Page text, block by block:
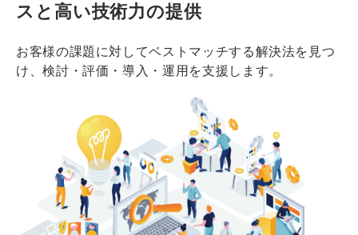
スと高い技術力の提供
お客様の課題に対してベストマッチする解決法を見つ
け、検討・評価・導入・運用を支援します。